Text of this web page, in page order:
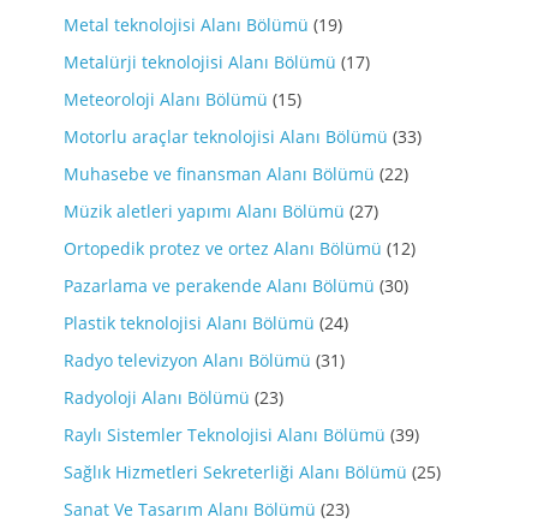
Metal teknolojisi Alanı Bölümü (19)
Metalürji teknolojisi Alanı Bölümü (17)
Meteoroloji Alanı Bölümü (15)
Motorlu araçlar teknolojisi Alanı Bölümü (33)
Muhasebe ve finansman Alanı Bölümü (22)
Müzik aletleri yapımı Alanı Bölümü (27)
Ortopedik protez ve ortez Alanı Bölümü (12)
Pazarlama ve perakende Alanı Bölümü (30)
Plastik teknolojisi Alanı Bölümü (24)
Radyo televizyon Alanı Bölümü (31)
Radyoloji Alanı Bölümü (23)
Raylı Sistemler Teknolojisi Alanı Bölümü (39)
Sağlık Hizmetleri Sekreterliği Alanı Bölümü (25)
Sanat Ve Tasarım Alanı Bölümü (23)